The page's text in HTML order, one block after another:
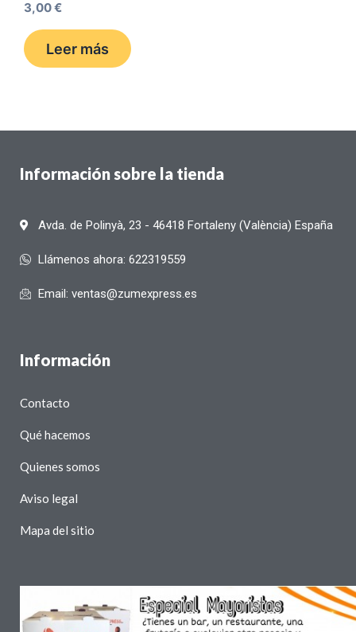
Valorado
con
de
5
3,00€
Leer más
Información sobre la tienda
Avda. de Polinyà, 23 - 46418 Fortaleny (València) España
Llámenos ahora: 622319559
Email: ventas@zumexpress.es
Información
Contacto
Qué hacemos
Quienes somos
Aviso legal
Mapa del sitio